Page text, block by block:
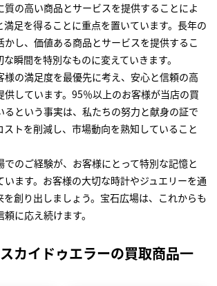
質の高い商品とサービスを提供することによ
満足を得ることに重点を置いています。長年の
かし、価値ある商品とサービスを提供するこ
瞬間を特別なものに変えていきます。
様の満足度を最優先に考え、安心と信頼の高
供しています。95％以上のお客様が当店の買
るという事実は、私たちの努力と献身の証で
ストを削減し、市場動向を熟知していること
のご経験が、お客様にとって特別な記憶と
います。お客様の大切な時計やジュエリーを通
を創り出しましょう。宝石広場は、これからも
に応え続けます。
カイドゥエラーの買取商品一